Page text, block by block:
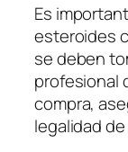
Es
esteroides
se deben
profesional
compra,
legalidad